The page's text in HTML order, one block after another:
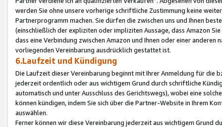
werden Sie ohne unsere vorherige schriftliche Zustimmung keine
Partnerprogramm machen. Sie dürfen die zwischen uns und Ihnen
(einschließlich der expliziten oder impliziten Aussage, dass Amazon
dass eine Verbindung zwischen Amazon und Ihnen oder einer
vorliegenden Vereinbarung ausdrücklich gestattet ist.
6.Laufzeit und Kündigung
Die Laufzeit dieser Vereinbarung beginnt mit Ihrer Anmeldung für die
jederzeit ordentlich oder aus wichtigem Grund durch schriftliche
automatisch und unter Ausschluss des Gerichtswegs), wobei eine
können kündigen, indem Sie sich über die Partner-Website in Ihrem
auswählen.
Ferner können wir diese Vereinbarung jederzeit aus wichtigem Grund